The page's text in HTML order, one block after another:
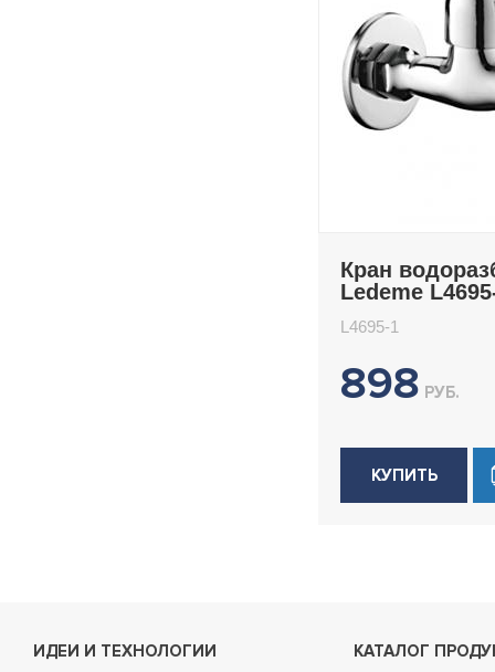
Кран
Ledeme
L4695-1
898 РУБ.
КУПИТЬ
ИДЕИ И ТЕХНОЛОГИИ КАТАЛОГ